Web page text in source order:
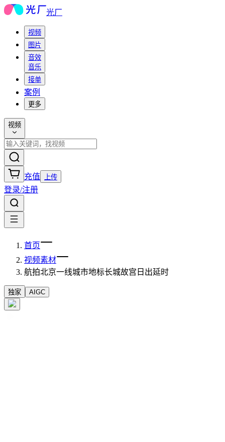
光厂
视频
图片
音效
音乐
接单
案例
更多
视频
充值 上传
登录/注册
首页
视频素材
航拍北京一线城市地标长城故宫日出延时
独家 AIGC